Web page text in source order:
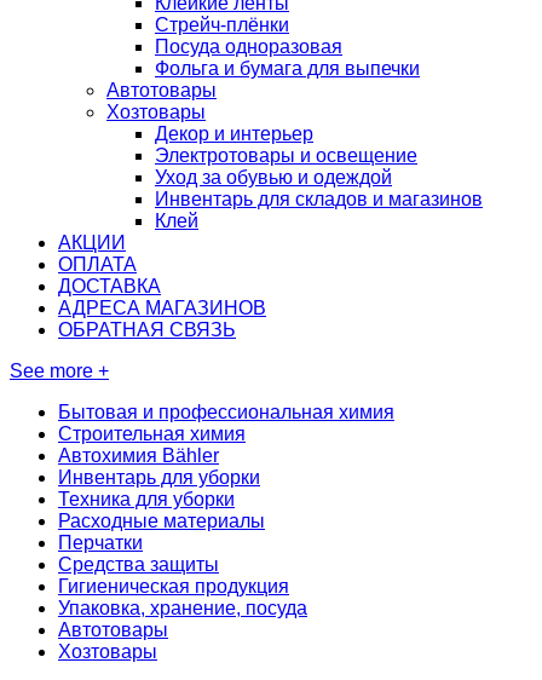
Стрейч-плёнки
Посуда одноразовая
Фольга и бумага для выпечки
Автотовары
Хозтовары
Декор и интерьер
Электротовары и освещение
Уход за обувью и одеждой
Инвентарь для складов и магазинов
Клей
АКЦИИ
ОПЛАТА
ДОСТАВКА
АДРЕСА МАГАЗИНОВ
ОБРАТНАЯ СВЯЗЬ
See more +
Бытовая и профессиональная химия
Строительная химия
Автохимия Bähler
Инвентарь для уборки
Техника для уборки
Расходные материалы
Перчатки
Средства защиты
Гигиеническая продукция
Упаковка, хранение, посуда
Автотовары
Хозтовары